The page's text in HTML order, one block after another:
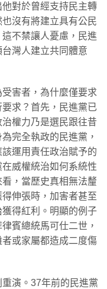
對於曾經支持民主轉
沒有將建立具有公民
不禁讓人憂慮，民進
灣人建立共同體意
害者，為什麼僅要求
求？首先，民進黨已
權力乃是選民跟往昔
完全執政的民進黨，
運用責任政治賦予的
威權統治如何系統性
，當歷史真相無法釐
伸張時，加害者甚至
得紅利。明顯的例子
賓總統馬可仕二世，
或家屬都造成二度傷
演。37年前的民進黨